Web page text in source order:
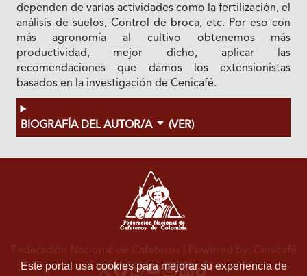
dependen de varias actividades como la fertilización, el
análisis de suelos, Control de broca, etc. Por eso con
más agronomía al cultivo obtenemos más
productividad, mejor dicho, aplicar las
recomendaciones que damos los extensionistas
basados en la investigación de Cenicafé.
BIOGRAFÍA DEL AUTOR/A (VER)
Este portal usa cookies para mejorar su experiencia de
Federación Nacional de Cafeteros | Powered by: Cenicafé